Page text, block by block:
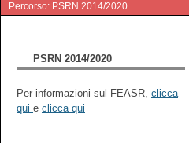
Percorso: PSRN 2014/2020
PSRN 2014/2020
Per informazioni sul FEASR, clicca
qui e clicca qui